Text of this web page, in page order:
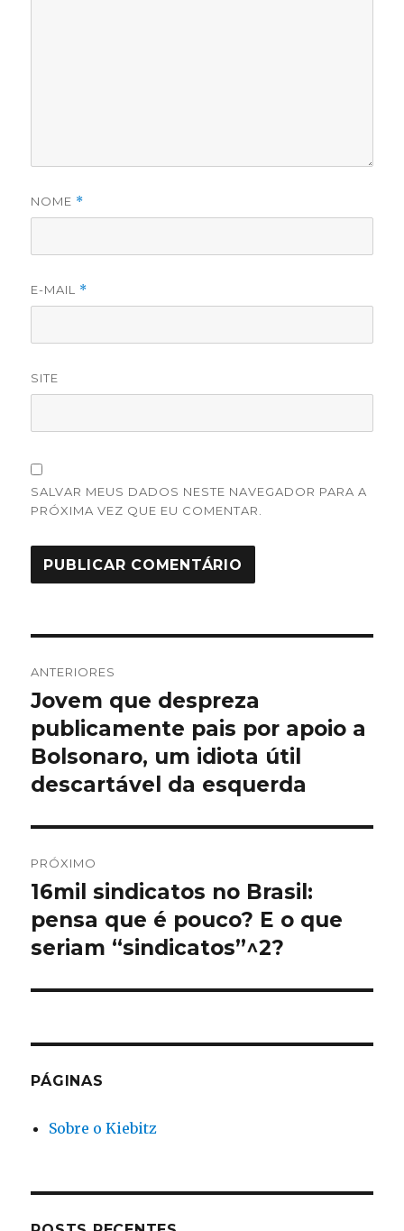
NOME *
E-MAIL *
SITE
SALVAR MEUS DADOS NESTE NAVEGADOR PARA A
PRÓXIMA VEZ QUE EU COMENTAR.
de
Post
ANTERIORES
Post
anterior:
Jovem que despreza
publicamente pais por apoio a
Bolsonaro, um idiota útil
descartável da esquerda
PRÓXIMO
Próximo
post:
16mil sindicatos no Brasil:
pensa que é pouco? E o que
seriam “sindicatos”^2?
PÁGINAS
Sobre o Kiebitz